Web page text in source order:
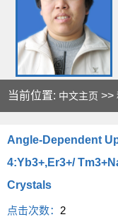
当前位置: 中文主页 >>
Angle-Dependent
4:Yb3+,Er3+/
Crystals
点击次数： 2